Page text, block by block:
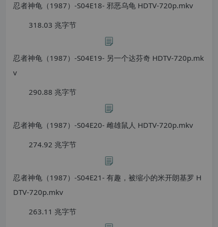
忍者神龟（1987）-S04E18- 邪恶乌龟 HDTV-720p.mkv
318.03 兆字节
忍者神龟（1987）-S04E19- 另一个达芬奇 HDTV-720p.mk
v
290.88 兆字节
忍者神龟（1987）-S04E20- 雌雄鼠人 HDTV-720p.mkv
274.92 兆字节
忍者神龟（1987）-S04E21- 有趣，被缩小的米开朗基罗 H
DTV-720p.mkv
263.11 兆字节